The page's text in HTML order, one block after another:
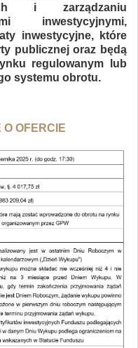
i zarządzaniu
inwestycyjnymi,
inwestycyjne, które
publicznej oraz będą
regulowanym lub
systemu obrotu.
OFERCIE